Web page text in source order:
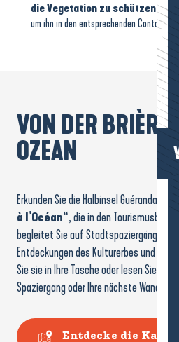
die Vegetation zu schützen, und
um ihn in den entsprechenden Containern
VON DER BRIÈRE
OZEAN
Erkunden Sie die Halbinsel Guérandaise
à l’Océan“, die in den Tourismusbüros
begleitet Sie auf Stadtspaziergängen,
Entdeckungen des Kulturerbes und
Sie sie in Ihre Tasche oder lesen Sie sie
Spaziergang oder Ihre nächste
Entdecke die Karte